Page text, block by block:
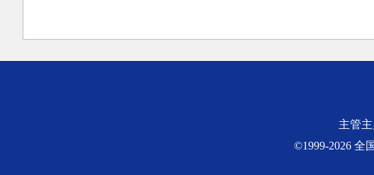
主管
©1999-2026 全